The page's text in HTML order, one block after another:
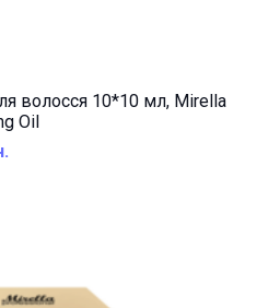
волосся 10*10 мл, Mirella
Oil